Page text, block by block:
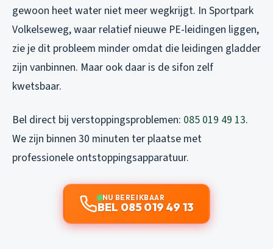
gewoon heet water niet meer wegkrijgt. In Sportpark
Volkelseweg, waar relatief nieuwe PE-leidingen liggen,
zie je dit probleem minder omdat die leidingen gladder
zijn vanbinnen. Maar ook daar is de sifon zelf
kwetsbaar.
Bel direct bij verstoppingsproblemen: 085 019 49 13.
We zijn binnen 30 minuten ter plaatse met
professionele ontstoppingsapparatuur.
NU BEREIKBAAR
BEL 085 019 49 13